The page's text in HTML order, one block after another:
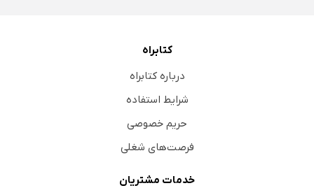
کتابراه
درباره کتابراه
شرایط استفاده
حریم خصوصی
فرصت‌های شغلی
خدمات مشتریان